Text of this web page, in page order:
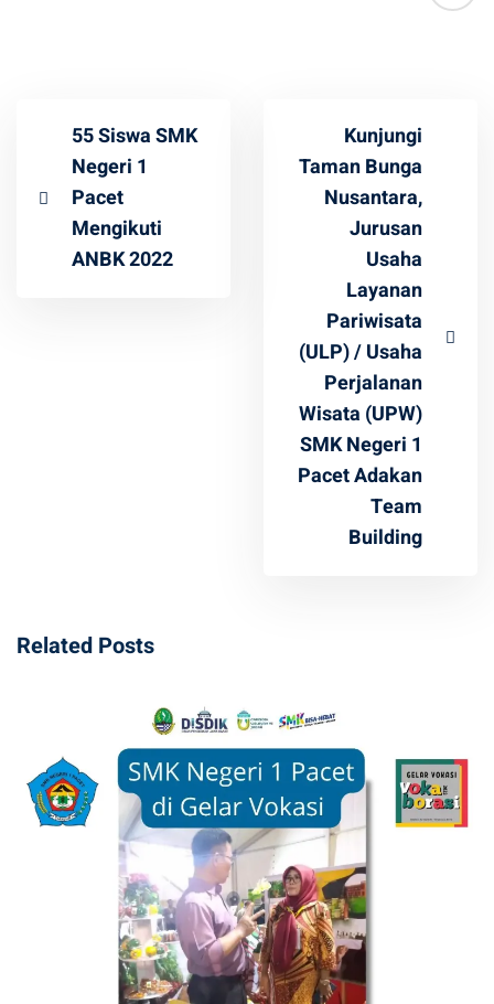
55 Siswa SMK
Negeri 1
Pacet
Mengikuti
ANBK 2022
Kunjungi
Taman Bunga
Nusantara,
Jurusan
Usaha
Layanan
Pariwisata
(ULP) / Usaha
Perjalanan
Wisata (UPW)
SMK Negeri 1
Pacet Adakan
Team
Building
Related Posts